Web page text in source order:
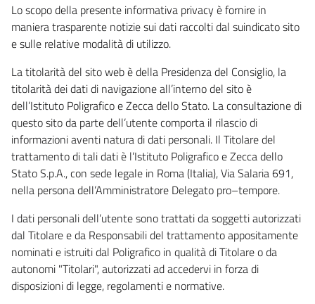
Lo scopo della presente informativa privacy è fornire in
maniera trasparente notizie sui dati raccolti dal suindicato sito
e sulle relative modalità di utilizzo.
La titolarità del sito web è della Presidenza del Consiglio, la
titolarità dei dati di navigazione all’interno del sito è
dell’Istituto Poligrafico e Zecca dello Stato. La consultazione di
questo sito da parte dell’utente comporta il rilascio di
informazioni aventi natura di dati personali. Il Titolare del
trattamento di tali dati è l’Istituto Poligrafico e Zecca dello
Stato S.p.A., con sede legale in Roma (Italia), Via Salaria 691,
nella persona dell’Amministratore Delegato pro–tempore.
I dati personali dell’utente sono trattati da soggetti autorizzati
dal Titolare e da Responsabili del trattamento appositamente
nominati e istruiti dal Poligrafico in qualità di Titolare o da
autonomi "Titolari", autorizzati ad accedervi in forza di
disposizioni di legge, regolamenti e normative.